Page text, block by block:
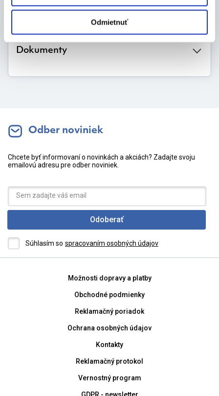
Odmietnuť
Dokumenty
Odber noviniek
Chcete byť informovaní o novinkách a akciách? Zadajte svoju
emailovú adresu pre odber noviniek.
Odoberať
Súhlasím so spracovaním osobných údajov
Možnosti dopravy a platby
Obchodné podmienky
Reklamačný poriadok
Ochrana osobných údajov
Kontakty
Reklamačný protokol
Vernostný program